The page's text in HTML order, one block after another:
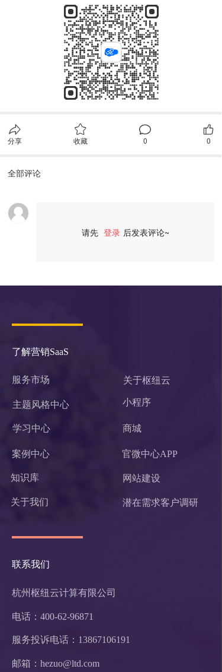
分享 收藏 0 0
全部评论
请先 登录 后发表评论~
了解营销SaaS
关于枢纽云
服务市场
主题风格中心 小程序
学习中心 商城
联系我们
杭州枢纽云计算有限公司
电话：400-62-96871
邮箱：hezuo@ltd.com
案例中心 官微中心APP
知识库 网站建设
关于我们
服务投诉电话： 13867106191
潜在需求客户调研